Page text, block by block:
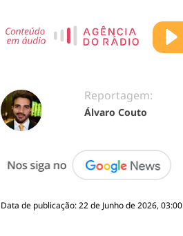
Reportagem:
Álvaro Couto
Data de publicação: 22 de Junho de 2026,